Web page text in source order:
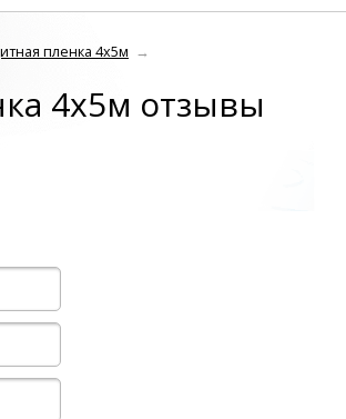
пленка 4х5м →
4х5м отзывы